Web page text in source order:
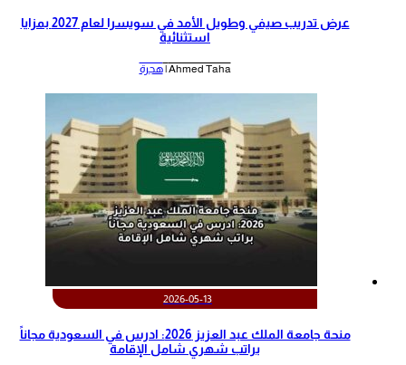
عرض تدريب صيفي وطويل الأمد في سويسرا لعام 2027 بمزايا
استثنائية
Ahmed Taha | هجرة
2026-05-13
منحة جامعة الملك عبد العزيز 2026: ادرس في السعودية مجاناً
براتب شهري شامل الإقامة